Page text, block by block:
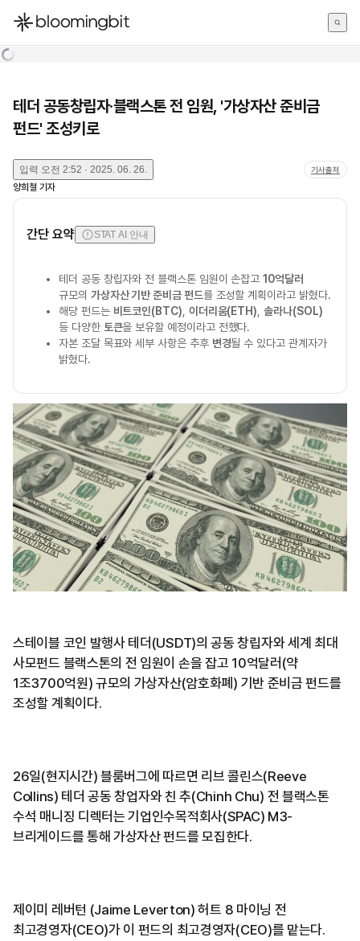
한국어
테더 공동창립자·블랙스톤 전 임원, '가상자산 준비금
펀드' 조성키로
입력 오전 2:52 · 2025. 06. 26. 기사출처
양희철 기자
간단 요약 STAT AI 안내
테더 공동 창립자와 전 블랙스톤 임원이 손잡고10억달러
규모의 가상자산 기반 준비금 펀드를 조성할 계획이라고 밝혔다.
해당 펀드는 비트코인(BTC) 이더리움(ETH) ,솔라나(SOL)
등 다양한 토큰을 보유할 예정이라고 전했다.
자본 조달 목표와 세부 사항은 추후 변경될 수 있다고 관계자가
밝혔다.
스테이블 코인 발행사 테더(USDT)의 공동 창립자와 세계 최대
사모펀드 블랙스톤의 전 임원이 손을 잡고 10억달러(약
1조3700억원) 규모의 가상자산(암호화폐) 기반 준비금 펀드를
조성할 계획이다.
26일(현지시간) 블룸버그에 따르면 리브 콜린스(Reeve
Collins) 테더 공동 창업자와 친 추(Chinh Chu) 전 블랙스톤
수석 매니징 디렉터는 기업인수목적회사(SPAC) M3-
브리게이드를 통해 가상자산 펀드를 모집한다.
제이미 레버턴 (Jaime Leverton) 허트 8 마이닝 전
최고경영자(CEO)가 이 펀드의 최고경영자(CEO)를 맡는다.